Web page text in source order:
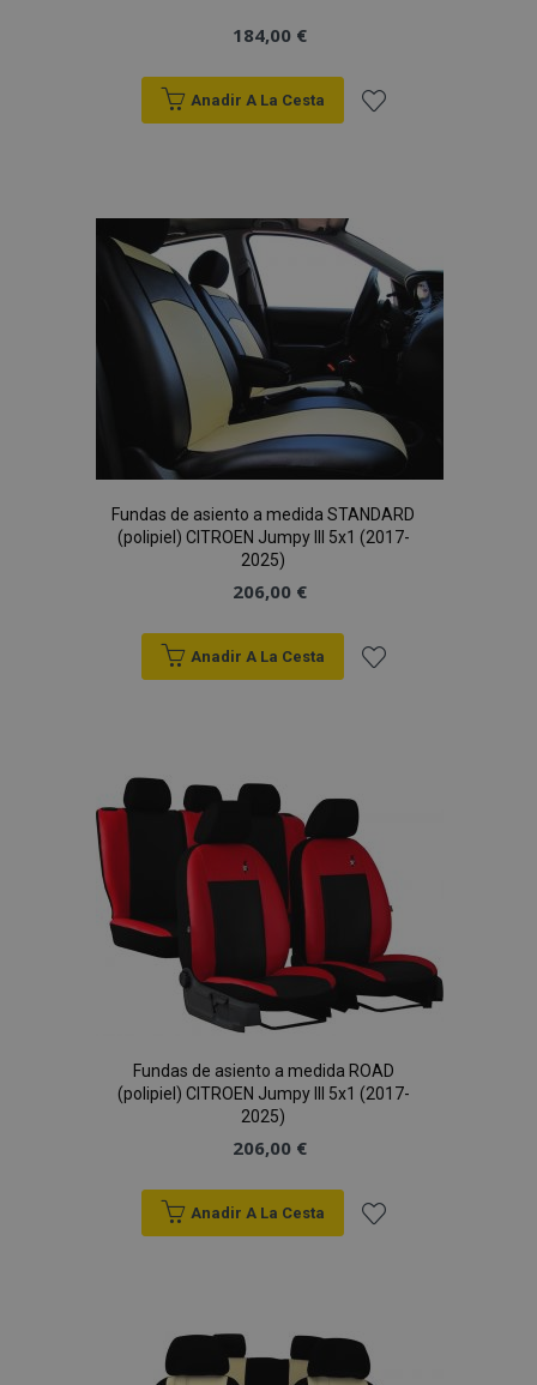
184,00 €
Anadir A La Cesta
Lista
de
Deseos
Fundas de asiento a medida STANDARD
(polipiel) CITROEN Jumpy III 5x1 (2017-
2025)
206,00 €
Anadir A La Cesta
Lista
de
Deseos
Fundas de asiento a medida ROAD
(polipiel) CITROEN Jumpy III 5x1 (2017-
2025)
206,00 €
Anadir A La Cesta
Lista